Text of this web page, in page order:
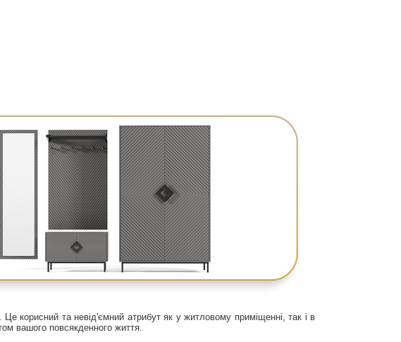
корисний та невід'ємний атрибут як у житловому приміщенні, так і в
вашого повсякденного життя.